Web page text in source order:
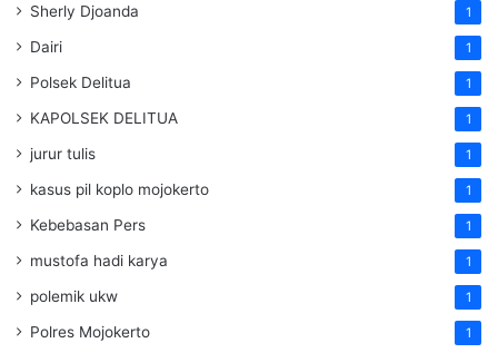
Sherly Djoanda 1
Dairi 1
Polsek Delitua 1
KAPOLSEK DELITUA 1
jurur tulis 1
kasus pil koplo mojokerto 1
Kebebasan Pers 1
mustofa hadi karya 1
polemik ukw 1
Polres Mojokerto 1